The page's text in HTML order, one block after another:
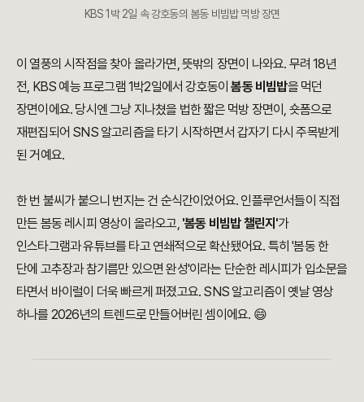
KBS 1박 2일 속 강호동의 봄동 비빔밥 먹방 장면
이 열풍의 시작점을 찾아 올라가면, 뜻밖의 장면이 나와요. 무려 18년
전, KBS 예능 프로그램 1박2일에서 강호동이봄동 비빔밥을 먹던
장면이에요. 당시엔 그냥 지나쳤을 법한 짧은 먹방 장면이, 숏폼으로
재편집되어 SNS 알고리즘을 타기 시작하면서 갑자기 다시 주목받게
된 거예요.
한 번 불씨가 붙으니 번지는 건 순식간이었어요. 인플루언서들이 직접
만든 봄동 레시피 영상이 올라오고, '봄동 비빔밥 챌린지'가
인스타그램과 유튜브를 타고 연쇄적으로 확산됐어요. 특히 '봄동 한
단에 고추장과 참기름만 있으면 완성'이라는 단순한 레시피가 입소문을
타면서 바이럴이 더욱 빠르게 퍼졌고요. SNS 알고리즘이 옛날 영상
하나를 2026년의 트렌드로 만들어버린 셈이에요. 😄